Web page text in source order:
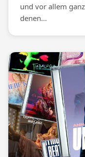
und vor allem
denen...